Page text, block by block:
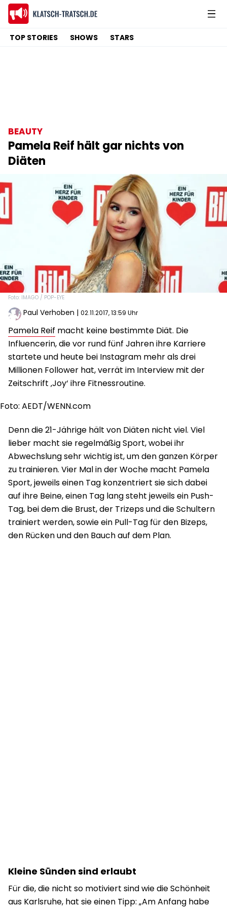
TOP STORIES SHOWS STARS
BEAUTY
Pamela Reif hält gar nichts von
Diäten
Foto: IMAGO / POP-EYE
Paul Verhoben | 02.11.2017, 13:59 Uhr
Pamela Reif macht keine bestimmte Diät. Die
Influencerin, die vor rund fünf Jahren ihre Karriere
startete und heute bei Instagram mehr als drei
Millionen Follower hat, verrät im Interview mit der
Zeitschrift ‚Joy‘ ihre Fitnessroutine.
Foto: AEDT/WENN.com
Denn die 21-Jährige hält von Diäten nicht viel. Viel
lieber macht sie regelmäßig Sport, wobei ihr
Abwechslung sehr wichtig ist, um den ganzen Körper
zu trainieren. Vier Mal in der Woche macht Pamela
Sport, jeweils einen Tag konzentriert sie sich dabei
auf ihre Beine, einen Tag lang steht jeweils ein Push-
Tag, bei dem die Brust, der Trizeps und die Schultern
trainiert werden, sowie ein Pull-Tag für den Bizeps,
den Rücken und den Bauch auf dem Plan.
Kleine Sünden sind erlaubt
Für die, die nicht so motiviert sind wie die Schönheit
aus Karlsruhe, hat sie einen Tipp: „Am Anfang habe